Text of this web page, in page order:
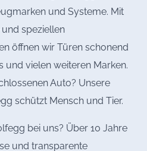
und Systeme. Mit
speziellen
öffnen wir Türen schonend
und vielen weiteren Marken.
Auto? Unsere
schützt Mensch und Tier.
bei uns? Über 10 Jahre
und transparente